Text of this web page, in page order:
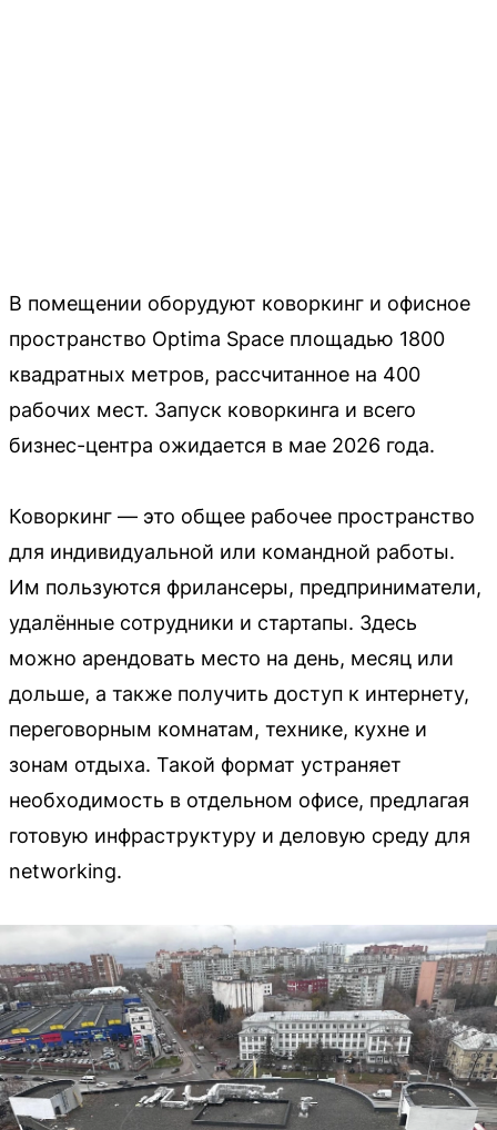
В помещении оборудуют коворкинг и офисное
пространство Optima Space площадью 1800
квадратных метров, рассчитанное на 400
рабочих мест. Запуск коворкинга и всего
бизнес-центра ожидается в мае 2026 года.
Коворкинг — это общее рабочее пространство
для индивидуальной или командной работы.
Им пользуются фрилансеры, предприниматели,
удалённые сотрудники и стартапы. Здесь
можно арендовать место на день, месяц или
дольше, а также получить доступ к интернету,
переговорным комнатам, технике, кухне и
зонам отдыха. Такой формат устраняет
необходимость в отдельном офисе, предлагая
готовую инфраструктуру и деловую среду для
networking.